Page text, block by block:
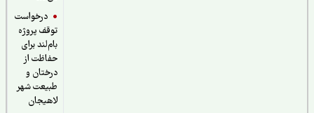
درخواست
توقف پروژه
بام‌لند برای
حفاظت از
درختان و
طبیعت شهر
لاهیجان